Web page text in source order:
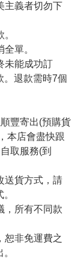
義者切勿下
單。
能成功訂
。退款需時7個
豐寄出(預購貨
本店會盡快跟
取服務(到
貨方式，請
所有不同款
非免運費之